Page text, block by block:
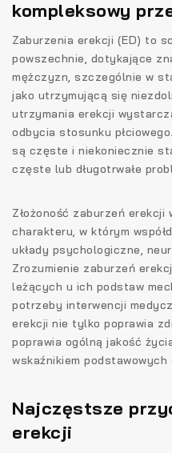
kompleksowy
Zaburzenia erekcji (ED) to
powszechnie, dotykające
mężczyzn, szczególnie w
jako utrzymującą się
utrzymania erekcji
odbycia stosunku
są częste i niekoniecznie
częste lub długotrwałe
Złożoność zaburzeń
charakteru, w którym
układy psychologiczne,
Zrozumienie zaburzeń
leżących u ich podstaw
potrzeby interwencji
erekcji nie tylko poprawia
poprawia ogólną jakość
wskaźnikiem podstawowych
Najczęstsze
erekcji